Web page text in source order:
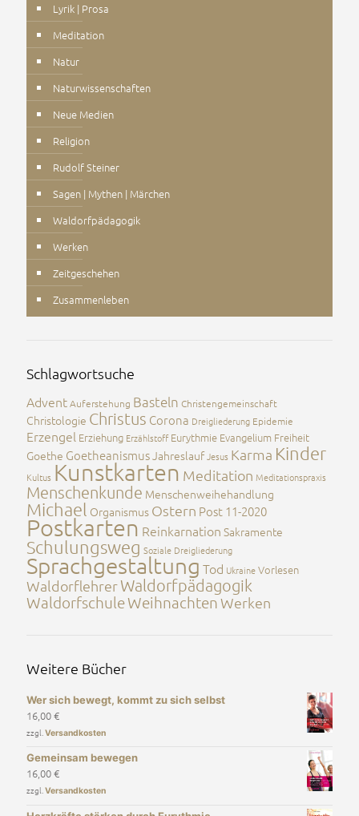
Lyrik | Prosa
Meditation
Natur
Naturwissenschaften
Neue Medien
Religion
Rudolf Steiner
Sagen | Mythen | Märchen
Waldorfpädagogik
Werken
Zeitgeschehen
Zusammenleben
Schlagwortsuche
AdventAuferstehung Basteln Christengemeinschaft
Christologie Christus Corona Dreigliederung Epidemie
Erzengel Erziehung Erzählstoff Eurythmie Evangelium Freiheit
Goethe GoetheanismusJahreslaufJesus Karma Kinder
Kultus Kunstkarten Meditation Meditationspraxis
Menschenkunde Menschenweihehandlung
Michael Organismus Ostern Post 11-2020
Postkarten Reinkarnation Sakramente
Schulungsweg Soziale Dreigliederung
Sprachgestaltung Tod UkraineVorlesen
WaldorflehrerWaldorfpädagogik
WaldorfschuleWeihnachtenWerken
Weitere Bücher
Wer sich bewegt, kommt zu sich selbst
16,00€
zzgl.Versandkosten
Gemeinsam bewegen
16,00€
zzgl.Versandkosten